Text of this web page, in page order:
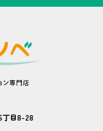
丁目8-28